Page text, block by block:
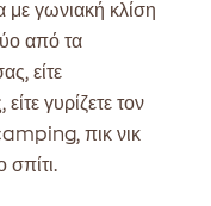
γωνιακή κλίση
από τα
είτε
γυρίζετε τον
πικ νικ
σπίτι.